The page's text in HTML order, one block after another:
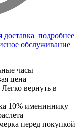
доставка подробнее
обслуживание
часы
цена
Легко вернуть в
10% имениннику
перед покупкой